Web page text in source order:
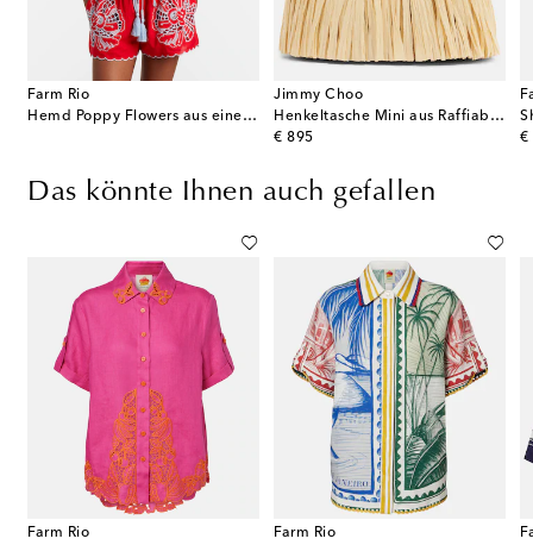
Farm Rio
Hemd Poppy Flowers aus einem Leinengemisch
Jimmy Choo
Henkeltasche Mini aus Raffiabast
€ 895
original price €
Das könnte Ihnen auch gefallen
Farm Rio
Farm Rio